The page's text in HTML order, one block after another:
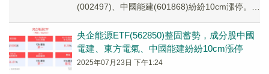
(002497)、中國能建(601868)紛紛10cm漲停。中
央企能源ETF(562850)整固蓄勢，成分股中國
電建、東方電氣、中國能建紛紛10cm漲停
2025年07月23日 下午1:24